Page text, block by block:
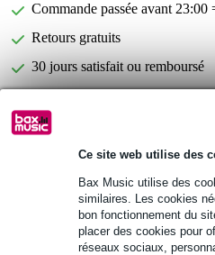
Ce site web utilise des
Bax Music utilise des
similaires. Les cookies
bon fonctionnement du
placer des cookies pour
réseaux sociaux,
Commande passée avant
Retours gratuits
30 jours satisfait ou remboursé
Informations
Pioneer DJC-3000